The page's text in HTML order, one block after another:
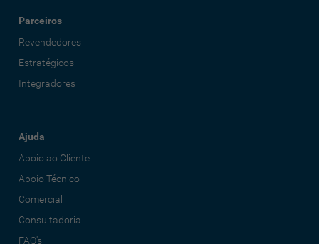
Parceiros
Revendedores
Estratégicos
Integradores
Ajuda
Apoio ao Cliente
Apoio Técnico
Comercial
Consultadoria
FAQ's